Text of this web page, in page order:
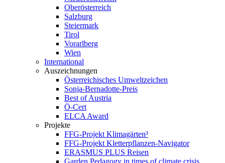
Oberösterreich
Salzburg
Steiermark
Tirol
Vorarlberg
Wien
International
Auszeichnungen
Österreichisches Umweltzeichen
Sonja-Bernadotte-Preis
Best of Austria
Ö-Cert
ELCA Award
Projekte
FFG-Projekt Klimagärten³
FFG-Projekt Kletterpflanzen-Navigator
ERASMUS PLUS Reisen
Garden Pedagogy in times of climate crisis